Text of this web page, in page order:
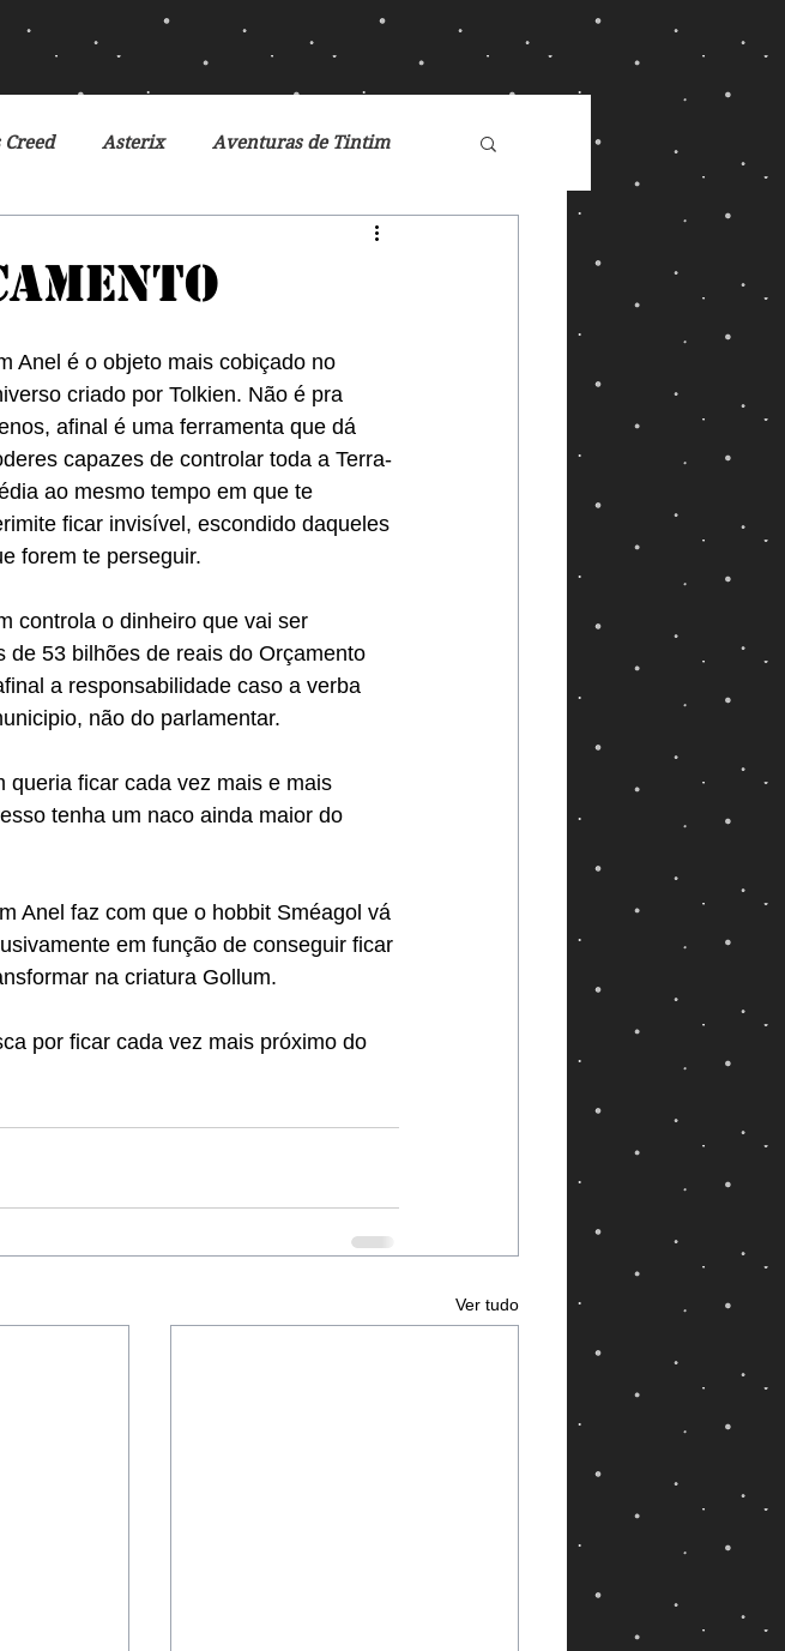
Asterix Aventuras de Tintim
Gelo e Fogo
Fronteiras do Universo Games
Vorazes Livros LucasFilm Mad Max
Anel é o objeto mais cobiçado no
criado por Tolkien. Não é pra
afinal é uma ferramenta que dá
capazes de controlar toda a Terra-
ao mesmo tempo em que te
ficar invisível, escondido daqueles
forem te perseguir.
controla o dinheiro que vai ser
de 53 bilhões de reais do Orçamento
a responsabilidade caso a verba
não do parlamentar.
queria ficar cada vez mais e mais
tenha um naco ainda maior do
Anel faz com que o hobbit Sméagol vá
em função de conseguir ficar
na criatura Gollum.
por ficar cada vez mais próximo do
Ver tudo